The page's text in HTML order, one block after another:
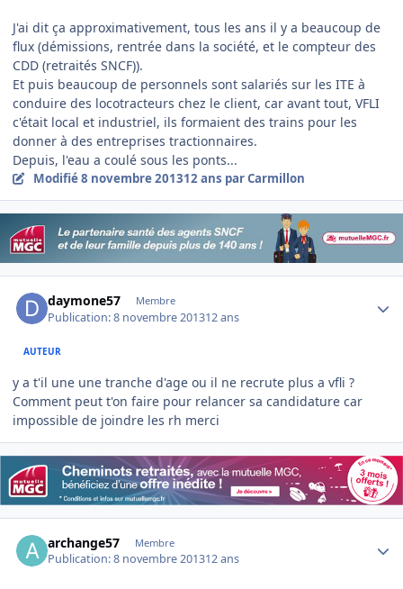
J'ai dit ça approximativement, tous les ans il y a beaucoup de
flux (démissions, rentrée dans la société, et le compteur des
CDD (retraités SNCF)).
Et puis beaucoup de personnels sont salariés sur les ITE à
conduire des locotracteurs chez le client, car avant tout, VFLI
c'était local et industriel, ils formaient des trains pour les
donner à des entreprises tractionnaires.
Depuis, l'eau a coulé sous les ponts...
Modifié8 novembre 201312 ans par Carmillon
daymone57 Membre
Publication:8 novembre 201312 ans
AUTEUR
y a t'il une une tranche d'age ou il ne recrute plus a vfli ?
Comment peut t'on faire pour relancer sa candidature car
impossible de joindre les rh merci
archange57 Membre
Publication:8 novembre 201312 ans